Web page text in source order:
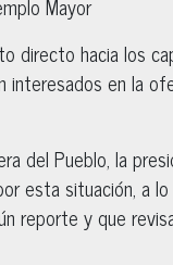
Mayor
directo hacia los
interesados en la
del Pueblo, la
esta situación, a
reporte y que